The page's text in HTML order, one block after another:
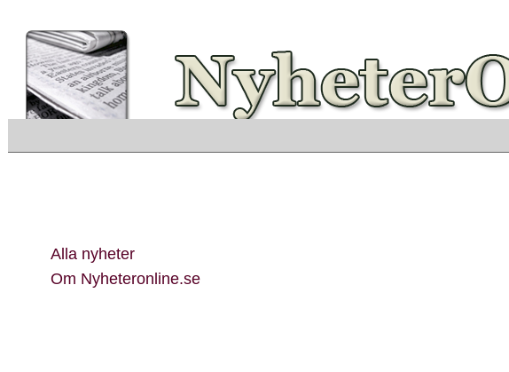
Visa endast rubriker
Alla nyheter
Om Nyheteronline.se